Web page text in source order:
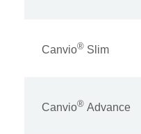
Canvio® Slim
Canvio® Advance